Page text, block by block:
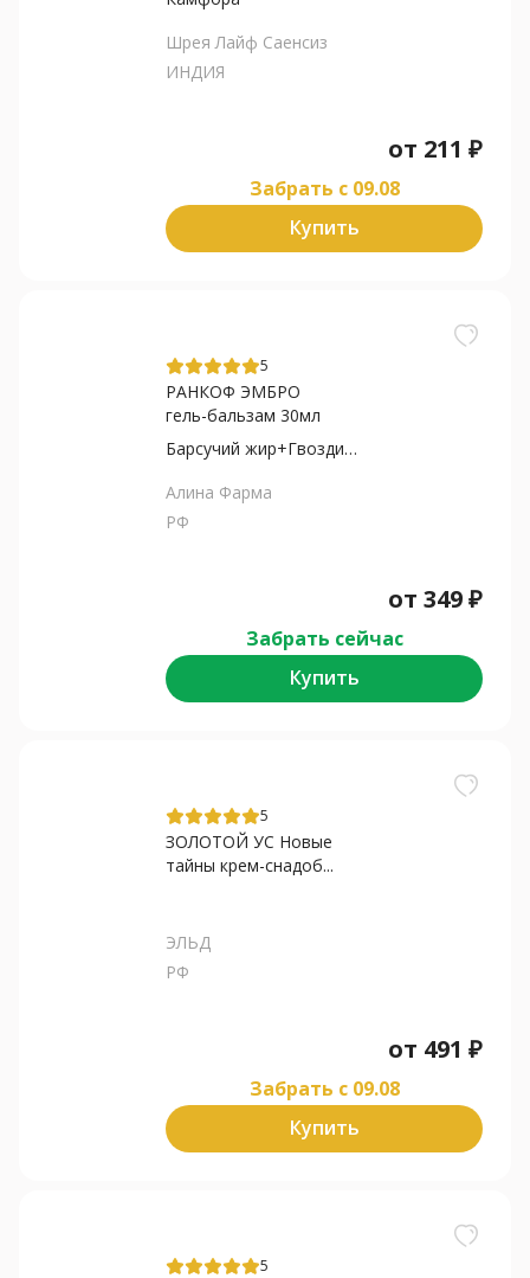
Шрея Лайф Саенсиз
ИНДИЯ
от 211 ₽
Забрать c 09.08
Купить
5
РАНКОФ ЭМБРО
гель-бальзам 30мл
Барсучий жир+Гвоздичное...
Алина Фарма
РФ
от 349₽
Забрать сейчас
Купить
5
ЗОЛОТОЙ УС Новые
тайны крем-снадоб...
ЭЛЬД
РФ
от 491 ₽
Забрать c 09.08
Купить
5